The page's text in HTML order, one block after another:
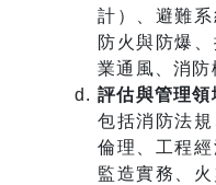
計）、避難系
防火與防爆
業通風、消防
評估與管理領
包括消防法
倫理、工程
監造實務、